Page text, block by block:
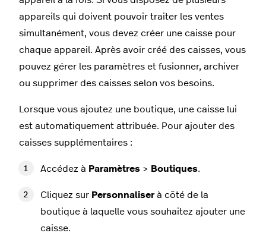
appareils qui doivent pouvoir traiter les ventes
simultanément, vous devez créer une caisse pour
chaque appareil. Après avoir créé des caisses, vous
pouvez gérer les paramètres et fusionner, archiver
ou supprimer des caisses selon vos besoins.
Lorsque vous ajoutez une boutique, une caisse lui
est automatiquement attribuée. Pour ajouter des
caisses supplémentaires :
Accédez à Paramètres > Boutiques.
Cliquez sur Personnaliserà côté de la
boutique à laquelle vous souhaitez ajouter une
caisse.